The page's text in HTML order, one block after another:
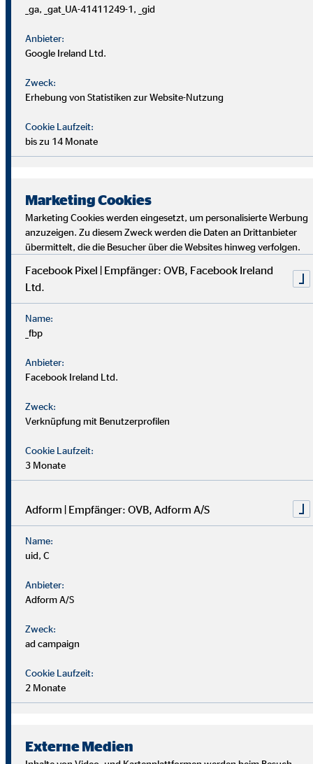
Bei uns findest du Sicherheit, Selbstbestimmung und
Flexibilität. Teamarbeit und Austausch stehen im
Mittelpunkt. Dein Alltag ist vielfältig, da jede*r Kund*in
individuelle Lösungen braucht. Als OVB-Berater*in
unterstützt du Kund*innen, die richtigen finanziellen
Entscheidungen zu treffen.
Wir suchen Persönlichkeiten mit Charakter, die aus dem
Du musst kein Finanzprofi sein – unsere Ausbildung bereitet
_ga, _gat_UA-41411249-1, _gid
Anbieter:
Google Ireland Ltd.
Zweck:
Erhebung von Statistiken zur Website-Nutzung
Cookie Laufzeit:
bis zu 14 Monate
Marketing Cookies
Marketing Cookies werden eingesetzt, um personalisierte Werbung
anzuzeigen. Zu diesem Zweck werden die Daten an Drittanbieter
übermittelt, die die Besucher über die Websites hinweg verfolgen.
Facebook Pixel | Empfänger: OVB, Facebook Ireland
Ltd.
Name:
_fbp
Anbieter:
Facebook Ireland Ltd.
Zweck:
Verknüpfung mit Benutzerprofilen
Cookie Laufzeit:
3 Monate
Adform | Empfänger: OVB, Adform A/S
Name:
uid, C
Anbieter:
Adform A/S
Zweck:
ad campaign
Cookie Laufzeit:
2 Monate
Externe Medien